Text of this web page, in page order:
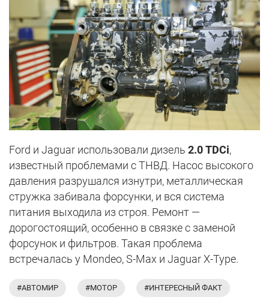
Ford и Jaguar использовали дизель 2.0 TDCi,
известный проблемами с ТНВД. Насос высокого
давления разрушался изнутри, металлическая
стружка забивала форсунки, и вся система
питания выходила из строя. Ремонт —
дорогостоящий, особенно в связке с заменой
форсунок и фильтров. Такая проблема
встречалась у Mondeo, S-Max и Jaguar X-Type.
#АВТОМИР #МОТОР #ИНТЕРЕСНЫЙ ФАКТ